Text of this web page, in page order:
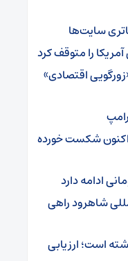
سایت‌ها
را متوقف کرد
اقتصادی»
شکست خورده
شاهرود راهی
است؛ ارزیابی